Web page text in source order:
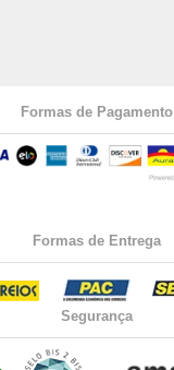
Formas de Pagamento
Formas de Entrega
Segurança